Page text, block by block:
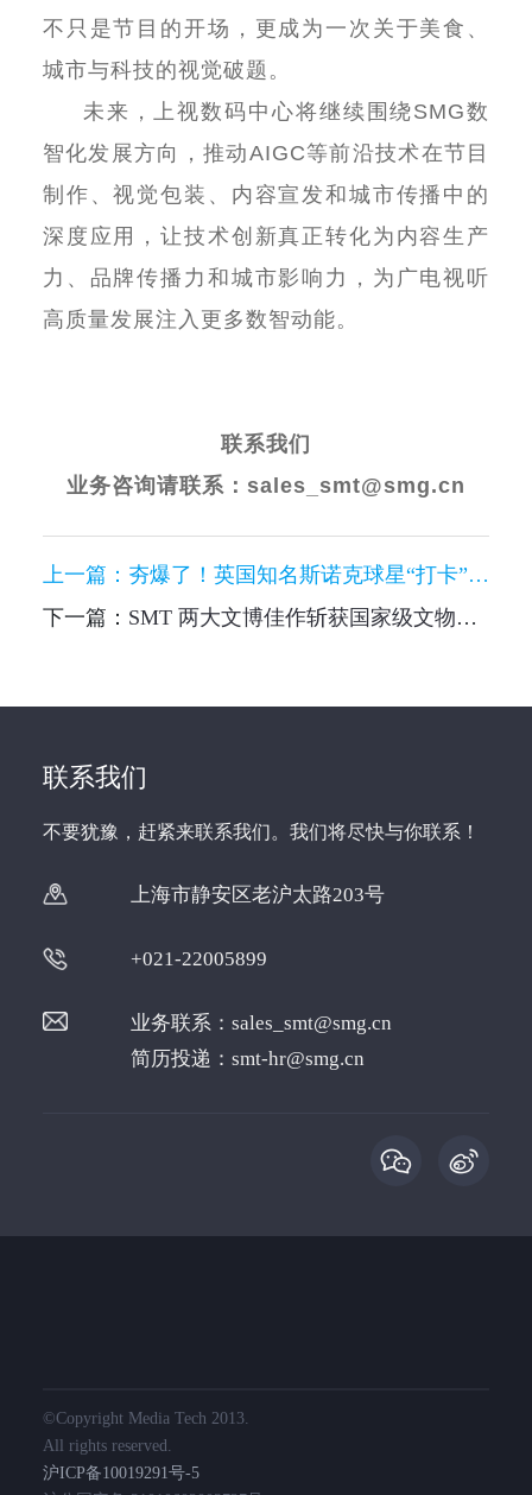
不只是节目的开场，更成为一次关于美食、
城市与科技的视觉破题。
未来，上视数码中心将继续围绕SMG数
智化发展方向，推动AIGC等前沿技术在节目
制作、视觉包装、内容宣发和城市传播中的
深度应用，让技术创新真正转化为内容生产
力、品牌传播力和城市影响力，为广电视听
高质量发展注入更多数智动能。
联系我们
业务咨询请联系： sales_smt@smg.cn
上一篇： 夯爆了！英国知名斯诺克球星“打卡”SMT文创展台， 还抽了个扭蛋！
下一篇： SMT 两大文博佳作斩获国家级文物传播精品项目
联系我们
不要犹豫，赶紧来联系我们。我们将尽快与你联系！
上海市静安区老沪太路203号
+021-22005899
业务联系： sales_smt@smg.cn
简历投递： smt-hr@smg.cn
©️Copyright Media Tech 2013.
All rights reserved.
沪ICP备10019291号-5